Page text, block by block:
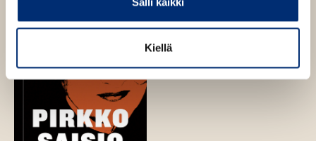
Kiellä